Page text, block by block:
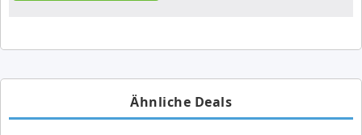
Ähnliche Deals